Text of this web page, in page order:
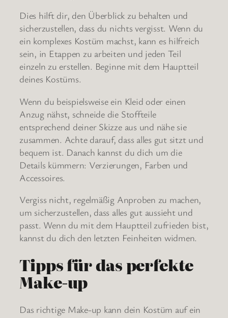
Dies hilft dir, den Überblick zu behalten und
sicherzustellen, dass du nichts vergisst. Wenn du
ein komplexes Kostüm machst, kann es hilfreich
sein, in Etappen zu arbeiten und jeden Teil
einzeln zu erstellen. Beginne mit dem Hauptteil
deines Kostüms.
Wenn du beispielsweise ein Kleid oder einen
Anzug nähst, schneide die Stoffteile
entsprechend deiner Skizze aus und nähe sie
zusammen. Achte darauf, dass alles gut sitzt und
bequem ist. Danach kannst du dich um die
Details kümmern: Verzierungen, Farben und
Accessoires.
Vergiss nicht, regelmäßig Anproben zu machen,
um sicherzustellen, dass alles gut aussieht und
passt. Wenn du mit dem Hauptteil zufrieden bist,
kannst du dich den letzten Feinheiten widmen.
Tipps für das perfekte
Make-up
Das richtige Make-up kann dein Kostüm auf ein